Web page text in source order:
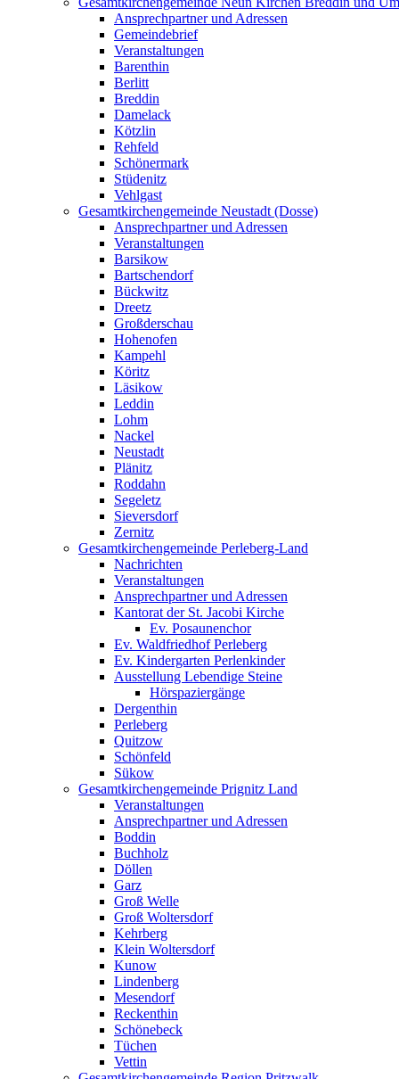
Ansprechpartner und Adressen
Gemeindebrief
Veranstaltungen
Barenthin
Berlitt
Breddin
Damelack
Kötzlin
Rehfeld
Schönermark
Stüdenitz
Vehlgast
Gesamtkirchengemeinde Neustadt (Dosse)
Ansprechpartner und Adressen
Veranstaltungen
Barsikow
Bartschendorf
Bückwitz
Dreetz
Großderschau
Hohenofen
Kampehl
Köritz
Läsikow
Leddin
Lohm
Nackel
Neustadt
Plänitz
Roddahn
Segeletz
Sieversdorf
Zernitz
Gesamtkirchengemeinde Perleberg-Land
Nachrichten
Veranstaltungen
Ansprechpartner und Adressen
Kantorat der St. Jacobi Kirche
Ev. Posaunenchor
Ev. Waldfriedhof Perleberg
Ev. Kindergarten Perlenkinder
Ausstellung Lebendige Steine
Hörspaziergänge
Dergenthin
Perleberg
Quitzow
Schönfeld
Sükow
Gesamtkirchengemeinde Prignitz Land
Veranstaltungen
Ansprechpartner und Adressen
Boddin
Buchholz
Döllen
Garz
Groß Welle
Groß Woltersdorf
Kehrberg
Klein Woltersdorf
Kunow
Lindenberg
Mesendorf
Reckenthin
Schönebeck
Tüchen
Vettin